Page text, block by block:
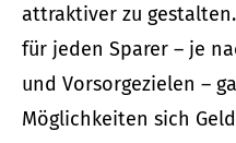
attraktiver zu
für jeden Sparer – je
und Vorsorgezielen –
Möglichkeiten sich